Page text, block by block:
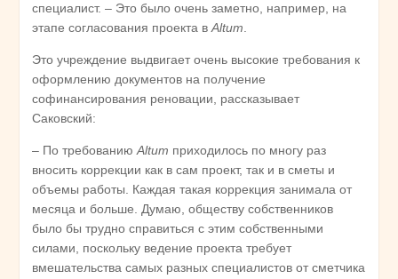
специалист. – Это было очень заметно, например, на
этапе согласования проекта вAltum.
Это учреждение выдвигает очень высокие требования к
оформлению документов на получение
софинансирования реновации, рассказывает
Саковский:
– По требованиюAltum приходилось по многу раз
вносить коррекции как в сам проект, так и в сметы и
объемы работы. Каждая такая коррекция занимала от
месяца и больше. Думаю, обществу собственников
было бы трудно справиться с этим собственными
силами, поскольку ведение проекта требует
вмешательства самых разных специалистов от сметчика